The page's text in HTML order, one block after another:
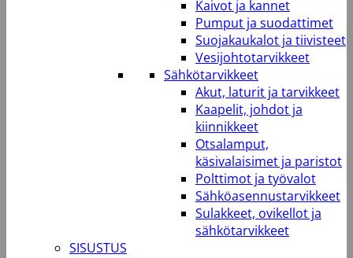
Kaivot ja kannet
Pumput ja suodattimet
Suojakaukalot ja tiivisteet
Vesijohtotarvikkeet
Sähkötarvikkeet
Akut, laturit ja tarvikkeet
Kaapelit, johdot ja
kiinnikkeet
Otsalamput,
käsivalaisimet ja paristot
Polttimot ja työvalot
Sähköasennustarvikkeet
Sulakkeet, ovikellot ja
sähkötarvikkeet
SISUSTUS